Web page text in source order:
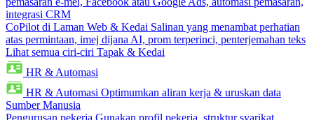
integrasi CRM
CoPilot di Laman Web & Kedai Salinan yang menambat perhatian
atas permintaan, imej dijana AI, prom terperinci, penterjemahan teks
Lihat semua ciri-ciri Tapak & Kedai
HR & Automasi
HR & Automasi Optimumkan aliran kerja & uruskan data
Sumber Manusia
Pengurusan pekerja Gunakan profil pekerja, struktur syarikat,